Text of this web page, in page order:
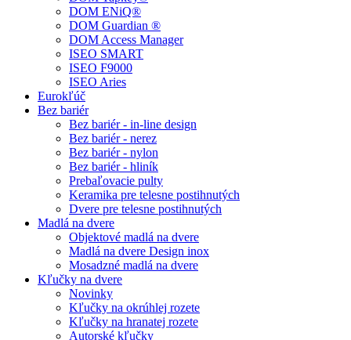
DOM ENiQ®
DOM Guardian ®
DOM Access Manager
ISEO SMART
ISEO F9000
ISEO Aries
Eurokľúč
Bez bariér
Bez bariér - in-line design
Bez bariér - nerez
Bez bariér - nylon
Bez bariér - hliník
Prebaľovacie pulty
Keramika pre telesne postihnutých
Dvere pre telesne postihnutých
Madlá na dvere
Objektové madlá na dvere
Madlá na dvere Design inox
Mosadzné madlá na dvere
Kľučky na dvere
Novinky
Kľučky na okrúhlej rozete
Kľučky na hranatej rozete
Autorské kľučky